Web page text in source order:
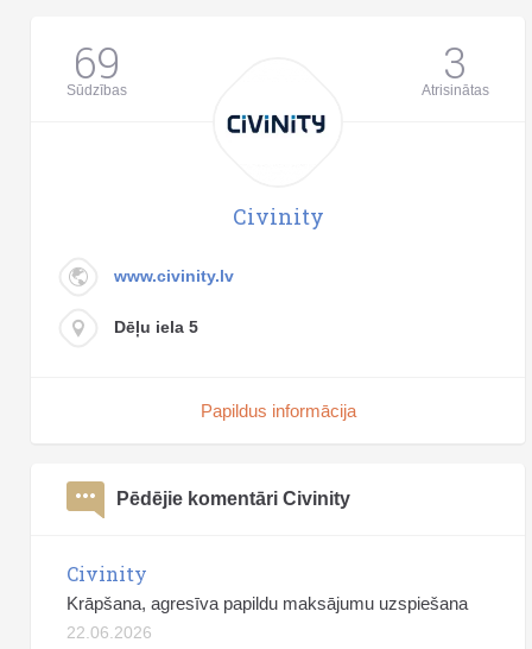
69
Sūdzības 3
Atrisinātas
Civinity
www.civinity.lv
Dēļu iela 5
Papildus informācija
Pēdējie komentāri Civinity
Civinity
Krāpšana, agresīva papildu maksājumu uzspiešana
22.06.2026